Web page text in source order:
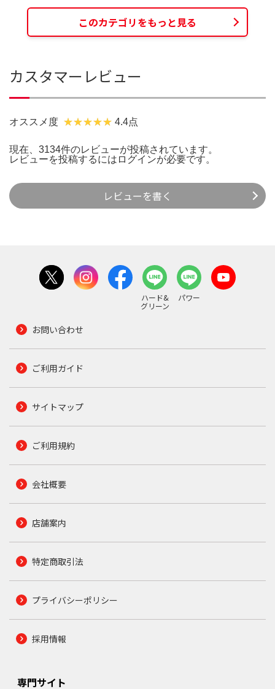
このカテゴリをもっと見る
カスタマーレビュー
オススメ度 4.4点
現在、3134件のレビューが投稿されています。
レビューを投稿するには ログインが必要です。
レビューを書く
ハード&
グリーン
パワー
お問い合わせ
ご利用ガイド
サイトマップ
ご利用規約
会社概要
店舗案内
特定商取引法
プライバシーポリシー
採用情報
専門サイト